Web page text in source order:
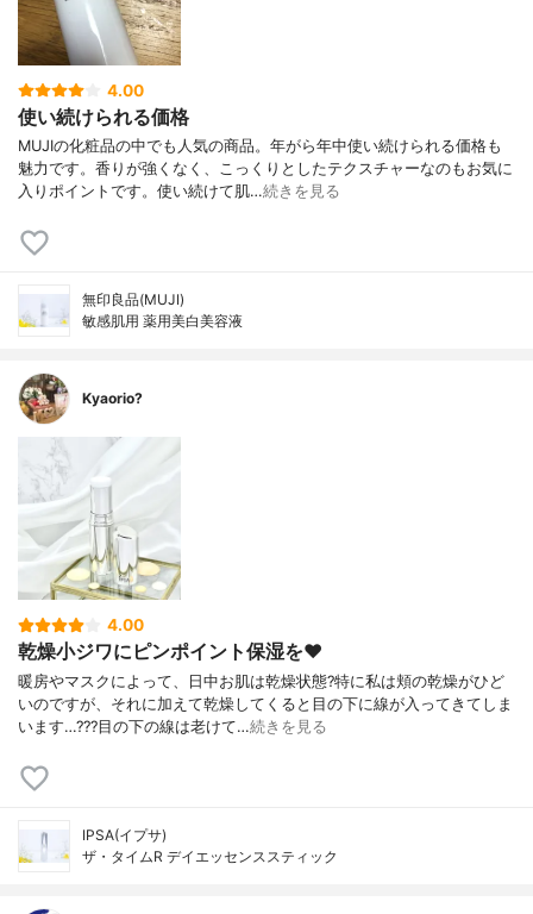
4.00
使い続けられる価格
MUJIの化粧品の中でも人気の商品。年がら年中使い続けられる価格も
魅力です。香りが強くなく、こっくりとしたテクスチャーなのもお気に
入りポイントです。使い続けて肌…続きを見る
無印良品(MUJI)
敏感肌用 薬用美白美容液
Kyaorio?
4.00
乾燥小ジワにピンポイント保湿を❤️
暖房やマスクによって、日中お肌は乾燥状態?特に私は頬の乾燥がひど
いのですが、それに加えて乾燥してくると目の下に線が入ってきてしま
います…???目の下の線は老けて…続きを見る
IPSA(イプサ)
ザ・タイムR デイエッセンススティック